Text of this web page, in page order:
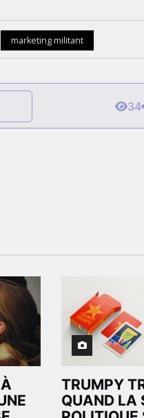
marketing militant
34
TRUMPY
QUAND LA